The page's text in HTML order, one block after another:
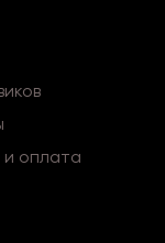
и оплата